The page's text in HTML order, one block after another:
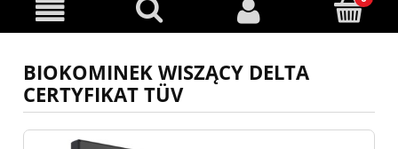
BIOKOMINEK WISZĄCY DELTA
CERTYFIKAT TÜV